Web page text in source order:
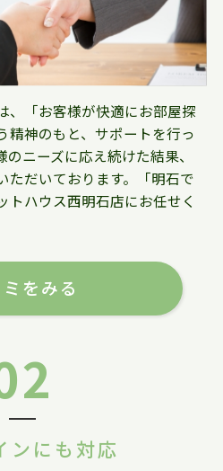
、「お客様が快適にお部屋探
精神のもと、サポートを行っ
ニーズに応え続けた結果、
ただいております。「明石で
トハウス西明石店にお任せく
をみる
ンにも対応